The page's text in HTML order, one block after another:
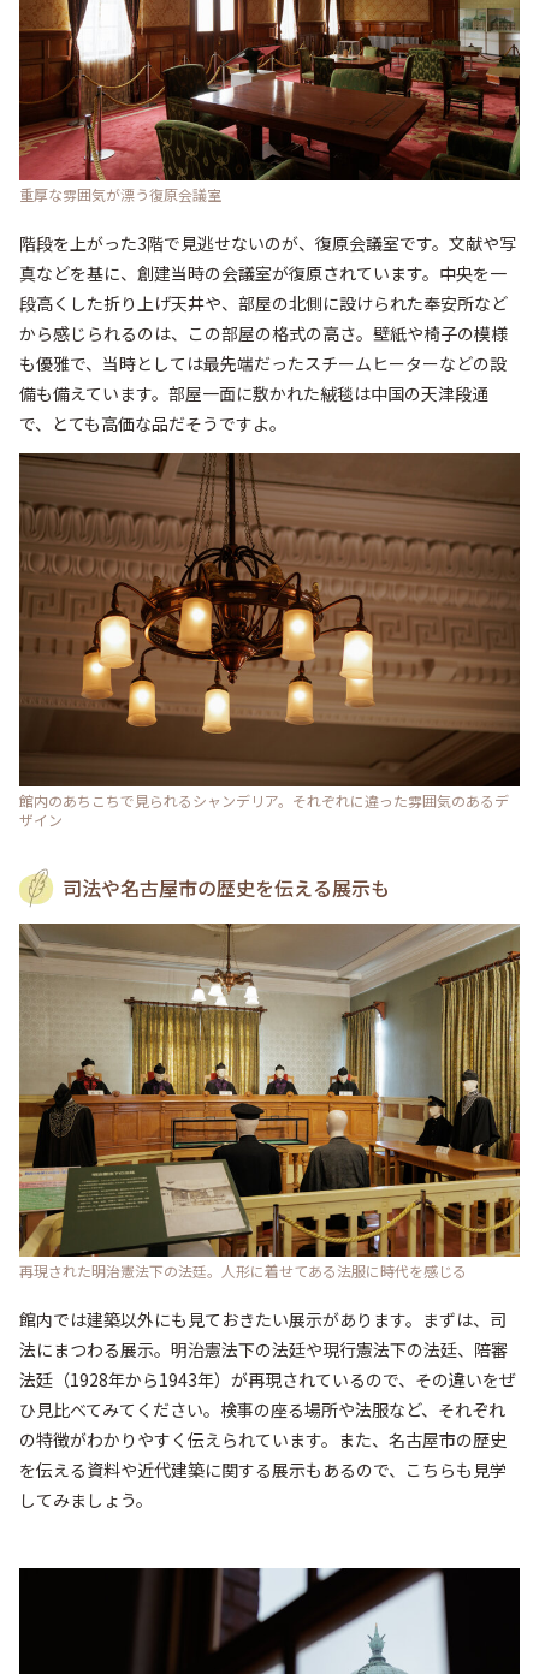
重厚な雰囲気が漂う復原会議室
階段を上がった3階で見逃せないのが、復原会議室です。文献や写
真などを基に、創建当時の会議室が復原されています。中央を一
段高くした折り上げ天井や、部屋の北側に設けられた奉安所など
から感じられるのは、この部屋の格式の高さ。壁紙や椅子の模様
も優雅で、当時としては最先端だったスチームヒーターなどの設
備も備えています。部屋一面に敷かれた絨毯は中国の天津段通
で、とても高価な品だそうですよ。
館内のあちこちで見られるシャンデリア。それぞれに違った雰囲気のあるデ
ザイン
司法や名古屋市の歴史を伝える展示も
再現された明治憲法下の法廷。人形に着せてある法服に時代を感じる
館内では建築以外にも見ておきたい展示があります。まずは、司
法にまつわる展示。明治憲法下の法廷や現行憲法下の法廷、陪審
法廷（1928年から1943年）が再現されているので、その違いをぜ
ひ見比べてみてください。検事の座る場所や法服など、それぞれ
の特徴がわかりやすく伝えられています。また、名古屋市の歴史
を伝える資料や近代建築に関する展示もあるので、こちらも見学
してみましょう。